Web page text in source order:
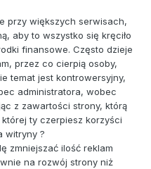
przy większych serwisach,
aby to wszystko się kręciło
finansowe. Często dzieje
przez co cierpią osoby,
temat jest kontrowersyjny,
administratora, wobec
z zawartości strony, którą
ty czerpiesz korzyści
witryny ?
zmniejszać ilość reklam
na rozwój strony niż